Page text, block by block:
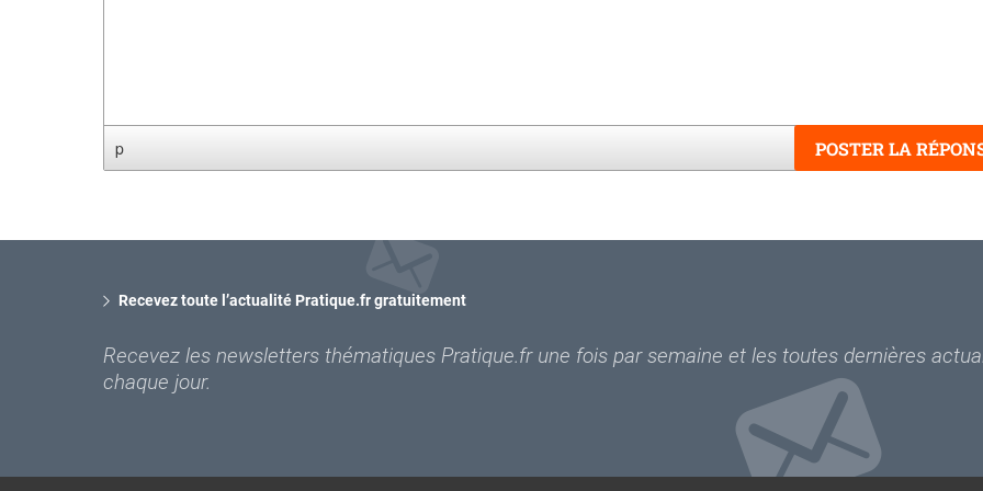
p POSTER LA
Recevez toute l’actualité Pratique.fr gratuitement
Recevez les newsletters thématiques Pratique.fr une fois par semaine et les toutes dernières
chaque jour.